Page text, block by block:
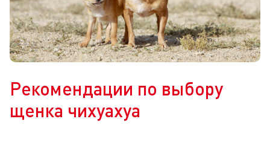
Рекомендации по выбору
щенка чихуахуа